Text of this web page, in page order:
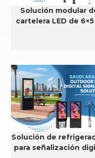
Solución modular
cartelera LED de
Solución de
para señalización